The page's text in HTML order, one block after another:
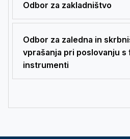
Odbor za zakladništvo
Odbor za zaledna in
vprašanja pri poslovanju s
instrumenti